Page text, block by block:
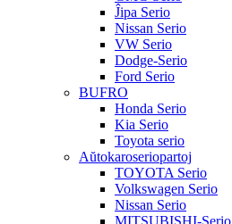
Ĵipa Serio
Nissan Serio
VW Serio
Dodge-Serio
Ford Serio
BUFRO
Honda Serio
Kia Serio
Toyota serio
Aŭtokaroseriopartoj
TOYOTA Serio
Volkswagen Serio
Nissan Serio
MITSUBISHI-Serio